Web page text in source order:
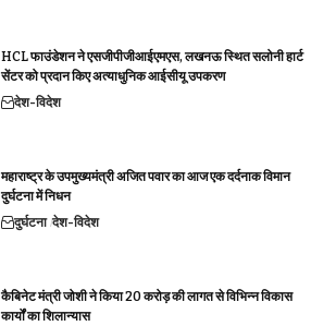
HCL फाउंडेशन ने एसजीपीजीआईएमएस, लखनऊ स्थित सलोनी हार्ट
सेंटर को प्रदान किए अत्याधुनिक आईसीयू उपकरण
देश-विदेश
महाराष्ट्र के उपमुख्यमंत्री अजित पवार का आज एक दर्दनाक विमान
दुर्घटना में निधन
दुर्घटना देश-विदेश
कैबिनेट मंत्री जोशी ने किया 20 करोड़ की लागत से विभिन्न विकास
कार्यों का शिलान्यास